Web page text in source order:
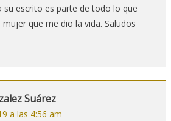
su escrito es parte de todo lo que
que me dio la vida. Saludos
Suárez
a las 4:56 am